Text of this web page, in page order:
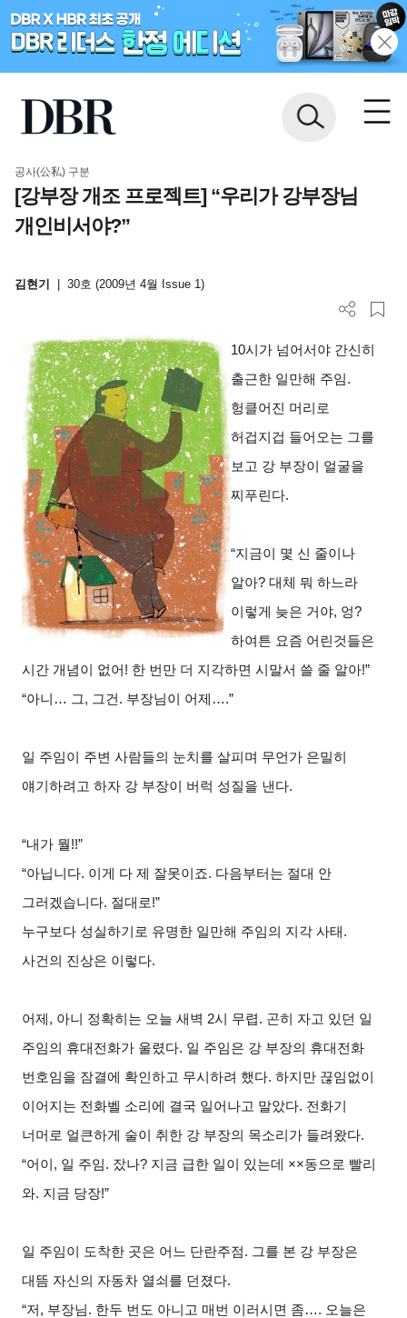
공사(公私) 구분
[강부장 개조 프로젝트] “우리가 강부장님
개인비서야?”
김현기 30호 (2009년 4월 Issue 1)
10시 가 넘어서야 간신히
출근한 일만해 주임.
헝클어진 머리로
허겁지겁 들어오는 그를
보고 강 부장이 얼굴을
찌푸린다.
“지금이 몇 신 줄이나
알아? 대체 뭐 하느라
이렇게 늦은 거야, 엉?
하여튼 요즘 어린것들은
시간 개념이 없어! 한 번만 더 지각하면 시말서 쓸 줄 알아!”
“아니… 그, 그건. 부장님이 어제….”
일 주임이 주변 사람들의 눈치를 살피며 무언가 은밀히
얘기하려고 하자 강 부장이 버럭 성질을 낸다.
“내가 뭘!!”
“아닙니다. 이게 다 제 잘못이죠. 다음부터는 절대 안
그러겠습니다. 절대로!”
누구보다 성실하기로 유명한 일만해 주임의 지각 사태.
사건의 진상은 이렇다.
어제, 아니 정확히는 오늘 새벽 2시 무렵. 곤히 자고 있던 일
주임의 휴대전화가 울렸다. 일 주임은 강 부장의 휴대전화
번호임을 잠결에 확인하고 무시하려 했다. 하지만 끊임없이
이어지는 전화벨 소리에 결국 일어나고 말았다. 전화기
너머로 얼큰하게 술이 취한 강 부장의 목소리가 들려왔다.
“어이, 일 주임. 잤나? 지금 급한 일이 있는데 ××동으로 빨리
와. 지금 당장!”
일 주임이 도착한 곳은 어느 단란주점. 그를 본 강 부장은
대뜸 자신의 자동차 열쇠를 던졌다.
“저, 부장님. 한두 번도 아니고 매번 이러시면 좀…. 오늘은